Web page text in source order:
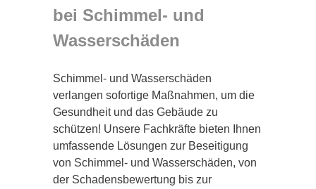
bei Schimmel- und
Wasserschäden
Schimmel- und Wasserschäden
verlangen sofortige Maßnahmen, um die
Gesundheit und das Gebäude zu
schützen! Unsere Fachkräfte bieten Ihnen
umfassende Lösungen zur Beseitigung
von Schimmel- und Wasserschäden, von
der Schadensbewertung bis zur